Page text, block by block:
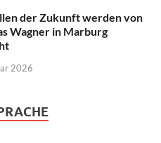
der Zukunft werden von
Wagner in Marburg
2026